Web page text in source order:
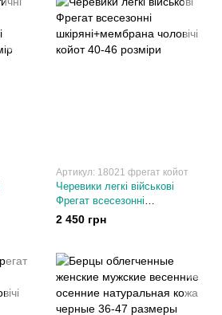
Артикул: 18021 фрегат койот
Черевики легкі військові
Фрегат всесезонні
шкіряні+мембрана чоловічі
койот 40-46 розміри
2 450 грн